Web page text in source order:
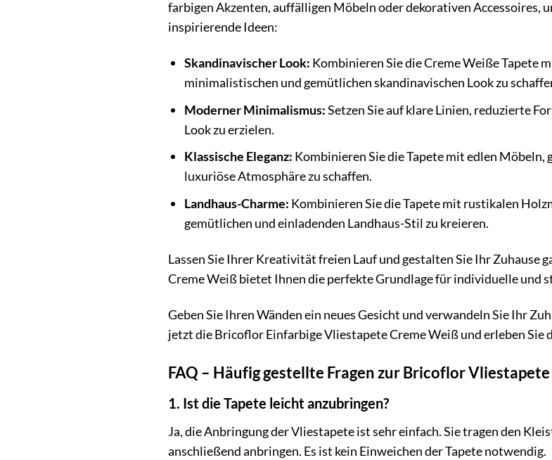
farbigen Akzenten, auffälligen Möbeln oder dekorativen Accessoires,
inspirierende Ideen:
Skandinavischer Look: Kombinieren Sie die Creme Weiße Tapete
minimalistischen und gemütlichen skandinavischen Look zu
Moderner Minimalismus:Setzen Sie auf klare Linien, reduzierte
Look zu erzielen.
Klassische Eleganz: Kombinieren Sie die Tapete mit edlen Möbeln,
luxuriöse Atmosphäre zu schaffen.
Landhaus-Charme: Kombinieren Sie die Tapete mit rustikalen
gemütlichen und einladenden Landhaus-Stil zu kreieren.
Lassen Sie Ihrer Kreativität freien Lauf und gestalten Sie Ihr
Creme Weiß bietet Ihnen die perfekte Grundlage für individuelle und
Geben Sie Ihren Wänden ein neues Gesicht und verwandeln Sie Ihr
jetzt die Bricoflor Einfarbige Vliestapete Creme Weiß und erleben Sie
FAQ – Häufig gestellte Fragen zur Bricoflor Vliestapete
1. Ist die Tapete leicht anzubringen?
Ja, die Anbringung der Vliestapete ist sehr einfach. Sie tragen den
anschließend anbringen. Es ist kein Einweichen der Tapete notwendig.